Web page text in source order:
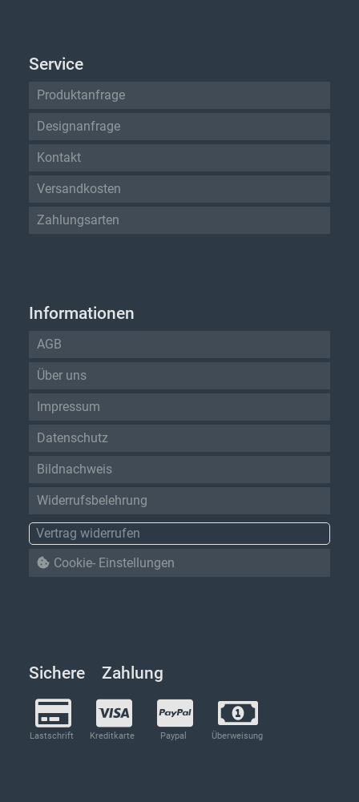
Sichere Zahlung
Lastschrift Kreditkarte Paypal Überweisung
Service
Produktanfrage
Designanfrage
Kontakt
Versandkosten
Zahlungsarten
Informationen
AGB
Über uns
Impressum
Datenschutz
Bildnachweis
Widerrufsbelehrung
Vertrag widerrufen
Cookie- Einstellungen